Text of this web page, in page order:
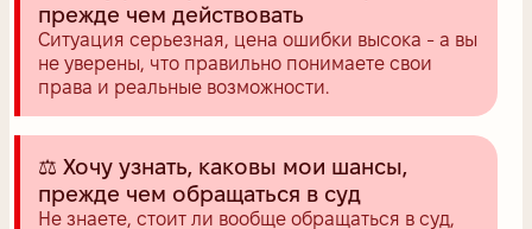
прежде чем действовать
Ситуация серьезная, цена ошибки высока - а вы
не уверены, что правильно понимаете свои
права и реальные возможности.
⚖️ Хочу узнать, каковы мои шансы,
прежде чем обращаться в суд
Не знаете, стоит ли вообще обращаться в суд,